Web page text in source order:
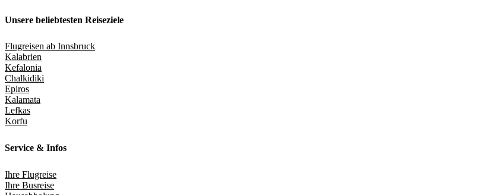
Unsere beliebtesten Reiseziele
Flugreisen ab Innsbruck
Kalabrien
Kefalonia
Chalkidiki
Epiros
Kalamata
Lefkas
Korfu
Service & Infos
Ihre Flugreise
Ihre Busreise